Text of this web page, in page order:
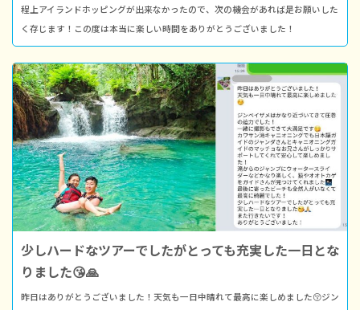
程上アイランドホッピングが出来なかったので、次の機会があれば是お願いした
く存じます！この度は本当に楽しい時間をありがとうございました！
少しハードなツアーでしたがとっても充実した一日とな
りました😘🙏
昨日はありがとうございました！天気も一日中晴れて最高に楽しめました😚ジン